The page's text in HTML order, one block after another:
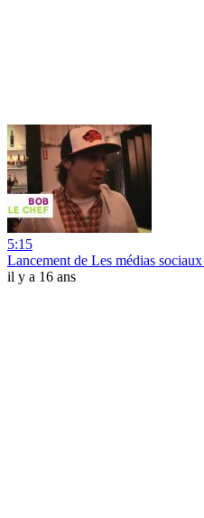
5:15
Lancement de Les médias
il y a 16 ans